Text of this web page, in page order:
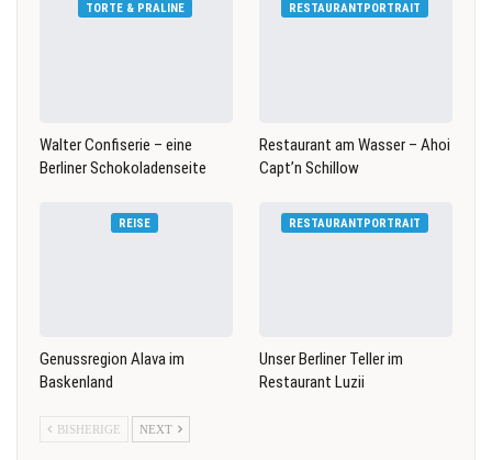
TORTE & PRALINE
Walter Confiserie – eine
Berliner Schokoladenseite
RESTAURANTPORTRAIT
Restaurant am Wasser – Ahoi
Capt’n Schillow
REISE
Genussregion Alava im
Baskenland
RESTAURANTPORTRAIT
Unser Berliner Teller im
Restaurant Luzii
BISHERIGE NEXT